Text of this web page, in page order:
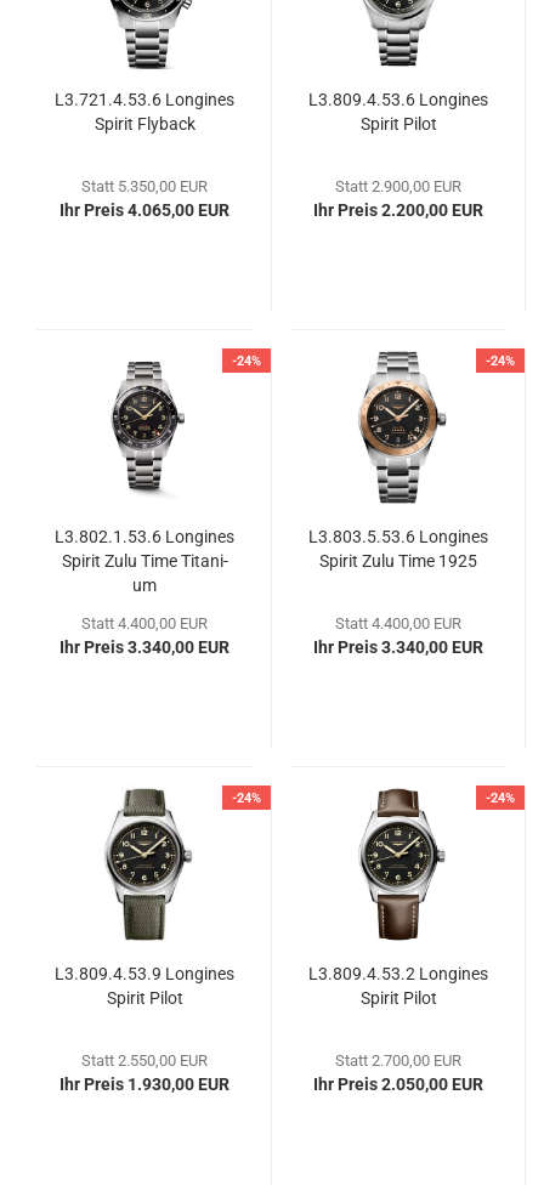
L3.721.4.53.6 Lon­gi­nes
Spi­rit Fly­back
Statt 5.350,00 EUR
Ihr Preis 4.065,00 EUR
L3.809.4.53.6 Lon­gi­nes
Spi­rit Pilot
Statt 2.900,00 EUR
Ihr Preis 2.200,00 EUR
-24%
L3.802.1.53.6 Lon­gi­nes
Spi­rit Zulu Time Ti­ta­ni­
um
Statt 4.400,00 EUR
Ihr Preis 3.340,00 EUR
-24%
L3.803.5.53.6 Lon­gi­nes
Spi­rit Zulu Time 1925
Statt 4.400,00 EUR
Ihr Preis 3.340,00 EUR
-24%
L3.809.4.53.9 Lon­gi­nes
Spi­rit Pilot
Statt 2.550,00 EUR
Ihr Preis 1.930,00 EUR
-24%
L3.809.4.53.2 Lon­gi­nes
Spi­rit Pilot
Statt 2.700,00 EUR
Ihr Preis 2.050,00 EUR